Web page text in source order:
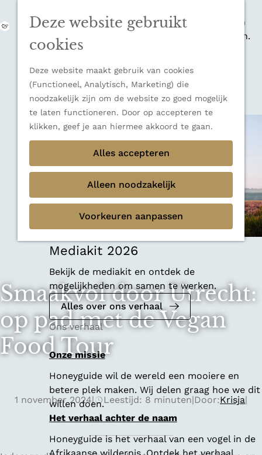
Deze website gebruikt
cookies
Deze website maakt gebruik van cookies
(Functioneel, Analytisch, Marketing) die
noodzakelijk zijn om de website zo goed mogelijk
te laten functioneren. Door op accepteren te
klikken, geef je aan hiermee akkoord te gaan.
Alles accepteren
Alleen noodzakelijk
Voorkeuren aanpassen
M
e
n
u
veelzijdige bestemming voor wie houdt van
natuur, rust en adembenemende uitzichten.
Ontdek alle bestemmingen
Sluiten
Thema's
Verborgen parels
Terug
Ons verhaal
Mediakit 2026
Bekijk de mediakit en ontdek de
mogelijkheden om samen te werken.
Alles over ons verhaal
Ons verhaal
Onze missie
Honeyguide wil de wereld een mooiere en
betere plek maken. Wij delen graag hoe we dit
willen doen.
Het verhaal achter de naam
Honeyguide is het verhaal van een vogel in de
Smaakvol door Utrecht:
op pad met de Vegan
Food Tour
1 november 2024| Leestijd: 8 minuten|Door:Krisja|